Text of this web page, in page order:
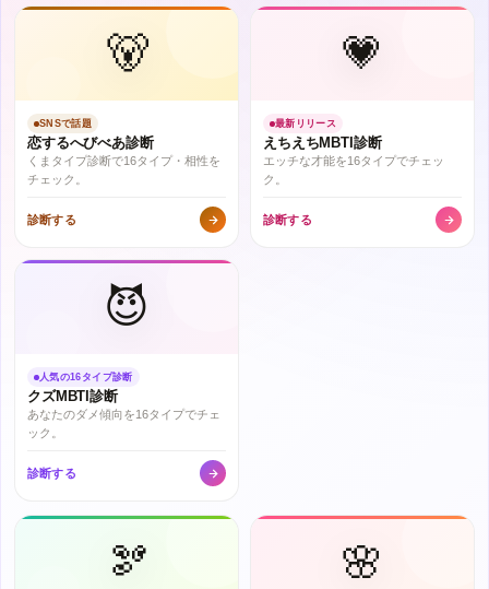
🐻
SNSで話題
恋するへびべあ診断
くまタイプ診断で16タイプ・相性を
チェック。
診断する
💗
最新リリース
えちえちMBTI診断
エッチな才能を16タイプでチェッ
ク。
診断する
😈
人気の16タイプ診断
クズMBTI診断
あなたのダメ傾向を16タイプでチェ
ック。
診断する
🫘 🌸